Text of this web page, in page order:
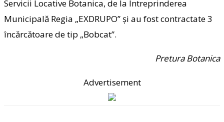
Servicii Locative Botanica, de la Întreprinderea
Municipală Regia „EXDRUPO” și au fost contractate 3
încărcătoare de tip „Bobcat”.
Pretura Botanica
Advertisement